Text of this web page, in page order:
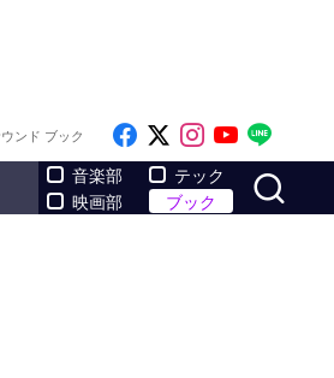
ンド ブック Like on Facebook
Follow on x
Follow on
Follow
音楽部
映画部
テック
ブック